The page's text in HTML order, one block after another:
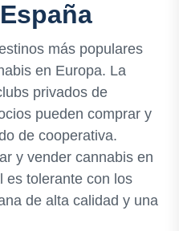
más populares
en Europa. La
privados de
pueden comprar y
de cooperativa.
y vender cannabis en
es tolerante con los
de alta calidad y una